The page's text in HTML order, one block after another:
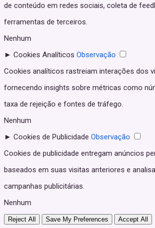
de conteúdo em redes sociais, coleta de
ferramentas de terceiros.
Nenhum
► Cookies Analíticos Observação
Cookies analíticos rastreiam interações dos
fornecendo insights sobre métricas como
taxa de rejeição e fontes de tráfego.
Nenhum
► Cookies de Publicidade Observação
Cookies de publicidade entregam anúncios
baseados em suas visitas anteriores e
campanhas publicitárias.
Nenhum
Reject All Save My Preferences Accept All